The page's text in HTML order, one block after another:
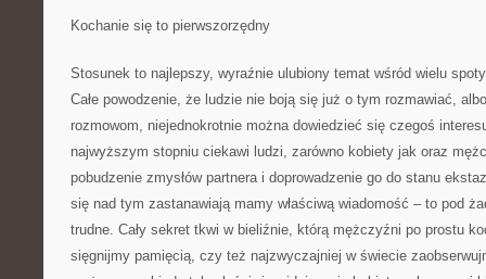
Kochanie się to pierwszorzędny
Stosunek to najlepszy, wyraźnie ulubiony temat wśród wielu
Całe powodzenie, że ludzie nie boją się już o tym rozmawiać,
rozmowom, niejednokrotnie można dowiedzieć się czegoś
najwyższym stopniu ciekawi ludzi, zarówno kobiety jak oraz
pobudzenie zmysłów partnera i doprowadzenie go do stanu
się nad tym zastanawiają mamy właściwą wiadomość – to pod
trudne. Cały sekret tkwi w bieliźnie, którą mężczyźni po prostu
sięgnijmy pamięcią, czy też najzwyczajniej w świecie